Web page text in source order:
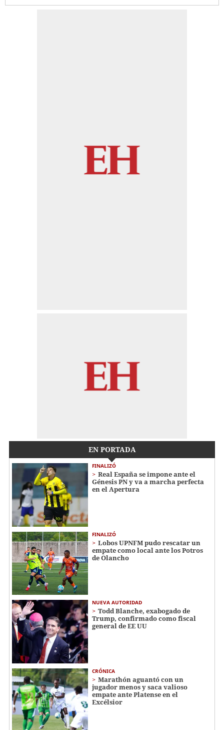
EN PORTADA
FINALIZÓ
Real España se impone ante el
Génesis PN y va a marcha perfecta
en el Apertura
FINALIZÓ
Lobos UPNFM pudo rescatar un
empate como local ante los Potros
de Olancho
NUEVA AUTORIDAD
Todd Blanche, exabogado de
Trump, confirmado como fiscal
general de EE UU
CRÓNICA
Marathón aguantó con un
jugador menos y saca valioso
empate ante Platense en el
Excélsior